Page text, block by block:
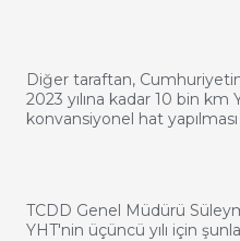
Diğer taraftan,
2023 yılına kadar 10 bin km
konvansiyonel hat
TCDD Genel Müdürü
YHT'nin üçüncü yılı için